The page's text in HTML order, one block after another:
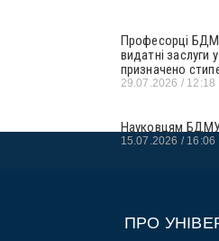
Професорці
видатні заслуги
призначено
29.07.2026 12:18
Науковцям БДМУ
15.07.2026 16:06
ПРО